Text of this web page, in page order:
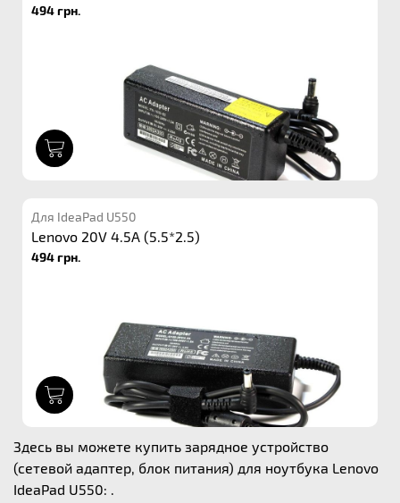
494 грн.
Для IdeaPad U550
Lenovo 20V 4.5A (5.5*2.5)
494 грн.
Здесь вы можете купить зарядное устройство
(сетевой адаптер, блок питания) для ноутбука Lenovo
IdeaPad U550: .